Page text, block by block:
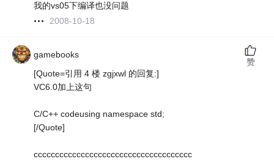
我的vs05下编译也没问题
2008-10-18
gamebooks
[Quote=引用 4 楼 zgjxwl 的回复:]
VC6.0加上这句
C/C++ codeusing namespace std;
[/Quote]
ccccccccccccccccccccccccccccccccccccc
赞